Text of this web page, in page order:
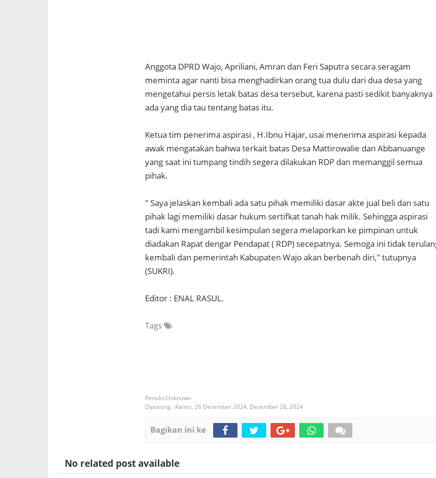
Anggota DPRD Wajo, Apriliani, Amran dan Feri Saputra secara seragam
meminta agar nanti bisa menghadirkan orang tua dulu dari dua desa yang
mengetahui persis letak batas desa tersebut, karena pasti sedikit banyaknya
ada yang dia tau tentang batas itu.
Ketua tim penerima aspirasi , H.Ibnu Hajar, usai menerima aspirasi kepada
awak mengatakan bahwa terkait batas Desa Mattirowalie dan Abbanuange
yang saat ini tumpang tindih segera dilakukan RDP dan memanggil semua
pihak.
" Saya jelaskan kembali ada satu pihak memiliki dasar akte jual beli dan satu
pihak lagi memiliki dasar hukum sertifkat tanah hak milik. Sehingga aspirasi
tadi kami mengambil kesimpulan segera melaporkan ke pimpinan untuk
diadakan Rapat dengar Pendapat ( RDP) secepatnya. Semoga ini tidak
kembali dan pemerintah Kabupaten Wajo akan berbenah diri," tutupnya
(SUKRI).
Editor : ENAL RASUL.
Tags
Unknown
Diposting : Kamis, 26 Desember 2024, Desember 26, 2024
Bagikan ini ke
No related post available